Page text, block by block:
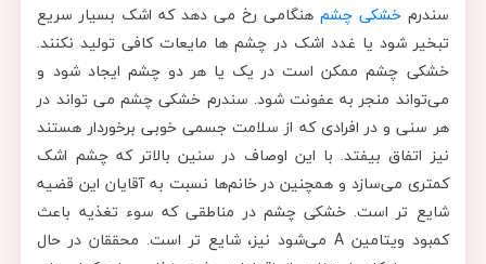
سندرمخشکی چشم هنگامی رخ می دهد که اشک بسیار سریع
تبخیر شود یا غدد اشک در چشم ها مایعات کافی تولید نکنند.
خشکی چشم ممکن است در یک یا هر دو چشم ایجاد شود و
می‌تواند منجر به عفونت شود. سندرم خشکی چشم می‌ تواند در
هر سنی و در افرادی که از سلامت جسمی خوبی برخوردار هستند
نیز اتفاق بیفتد. با این اوصاف در سنین بالاتر که چشم اشک
کمتری می‌سازد و همچنین در خانم‌ها نسبت به آقایان این قضیه
شایع تر است. خشکی چشم در مناطقی که سوء تغذیه باعث
کمبود ویتامین A می‌شود نیز، شایع تر است. محققان در حال